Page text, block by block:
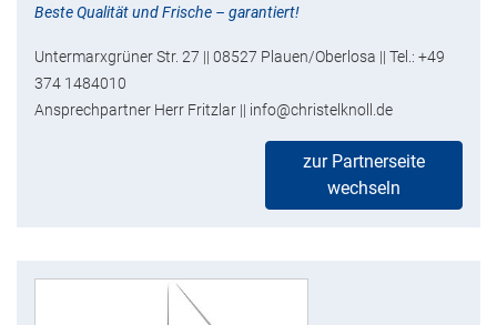
Beste Qualität und Frische – garantiert!
Untermarxgrüner Str. 27 || 08527 Plauen/Oberlosa || Tel.: +49
374 1484010
Ansprechpartner Herr Fritzlar || info@christelknoll.de
zur Partnerseite
wechseln